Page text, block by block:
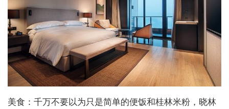
美食：千万不要以为只是简单的便饭和桂林米粉，晓林